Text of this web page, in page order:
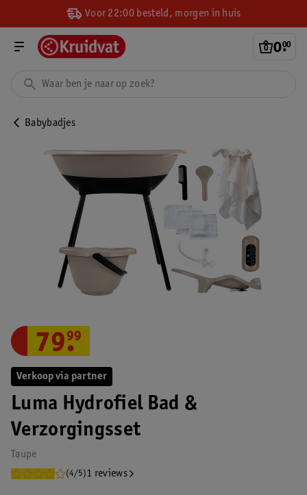
Voor 22:00 besteld, morgen in huis
0.
00
Babybadjes
Verkoop via partner
Luma Hydrofiel Bad &
Verzorgingsset
Taupe
(4/5)1 reviews
79.
99